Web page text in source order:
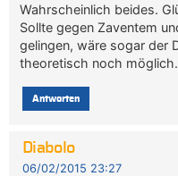
Wahrscheinlich beides.
Sollte gegen Zaventem
gelingen, wäre sogar der
theoretisch noch möglich.
Antworten
Diabolo
06/02/2015 23:27